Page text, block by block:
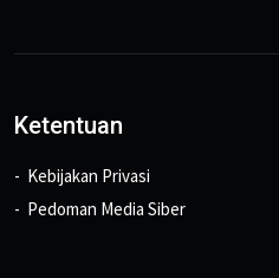
Ketentuan
Kebijakan Privasi
Pedoman Media Siber